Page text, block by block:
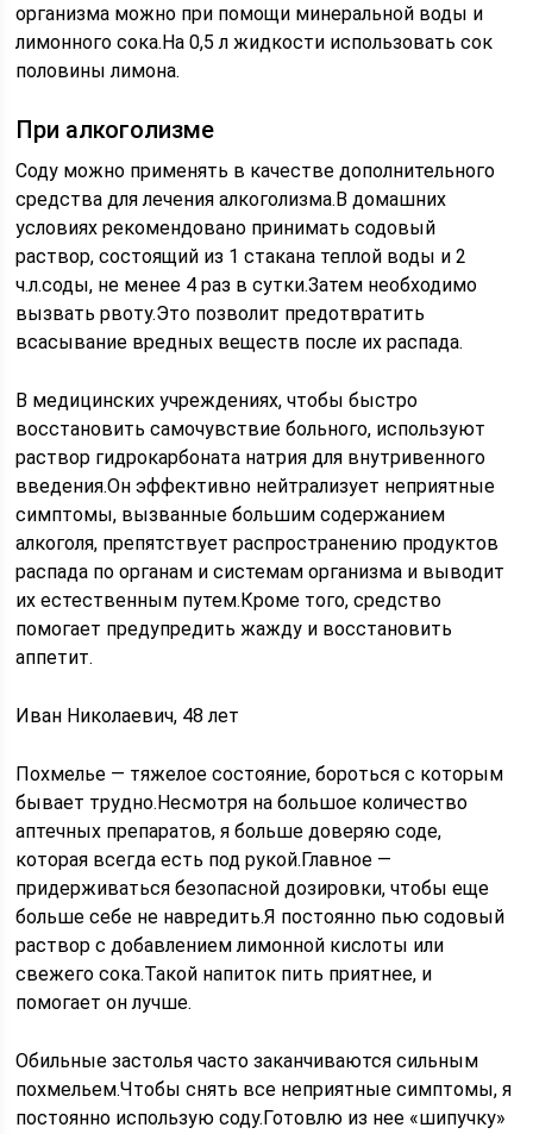
организма можно при помощи минеральной воды и
лимонного сока.На 0,5 л жидкости использовать сок
половины лимона.
При алкоголизме
Соду можно применять в качестве дополнительного
средства для лечения алкоголизма.В домашних
условиях рекомендовано принимать содовый
раствор, состоящий из 1 стакана теплой воды и 2
ч.л.соды, не менее 4 раз в сутки.Затем необходимо
вызвать рвоту.Это позволит предотвратить
всасывание вредных веществ после их распада.
В медицинских учреждениях, чтобы быстро
восстановить самочувствие больного, используют
раствор гидрокарбоната натрия для внутривенного
введения.Он эффективно нейтрализует неприятные
симптомы, вызванные большим содержанием
алкоголя, препятствует распространению продуктов
распада по органам и системам организма и выводит
их естественным путем.Кроме того, средство
помогает предупредить жажду и восстановить
аппетит.
Иван Николаевич, 48 лет
Похмелье — тяжелое состояние, бороться с которым
бывает трудно.Несмотря на большое количество
аптечных препаратов, я больше доверяю соде,
которая всегда есть под рукой.Главное —
придерживаться безопасной дозировки, чтобы еще
больше себе не навредить.Я постоянно пью содовый
раствор с добавлением лимонной кислоты или
свежего сока.Такой напиток пить приятнее, и
помогает он лучше.
Обильные застолья часто заканчиваются сильным
похмельем.Чтобы снять все неприятные симптомы, я
постоянно использую соду.Готовлю из нее «шипучку»